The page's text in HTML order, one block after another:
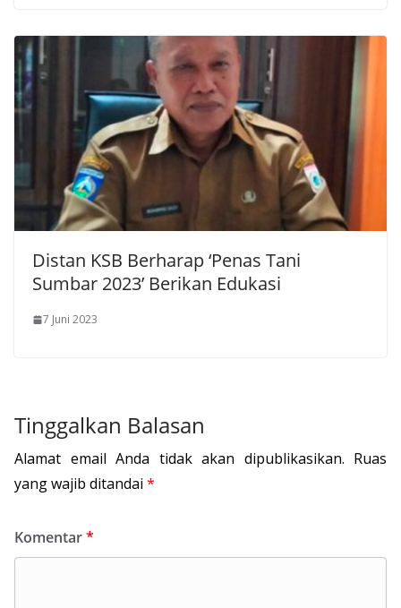
Distan KSB Berharap ‘Penas Tani
Sumbar 2023’ Berikan Edukasi
7 Juni 2023
Tinggalkan Balasan
Alamat email Anda tidak akan dipublikasikan. Ruas
yang wajib ditandai *
Komentar*